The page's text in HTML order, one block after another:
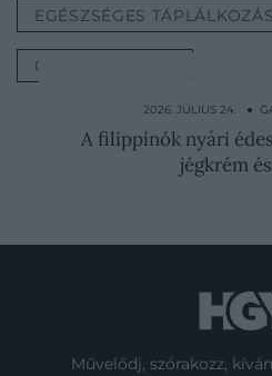
EGÉSZSÉGES TÁPLÁLKOZÁS
GASZTRONÓMIA
2026. JÚLIUS 13. ●
Ezért nincs sütő a
2026. JÚLIUS 24. ●
A filippínók nyári
jégkrém
Művelődj, szórakozz,